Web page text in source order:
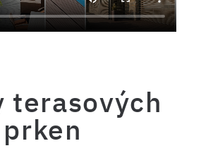
terasových
prken